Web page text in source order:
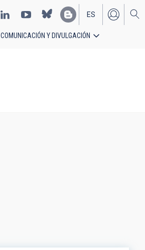
EN
ES
COMUNICACIÓN Y DIVULGACIÓN